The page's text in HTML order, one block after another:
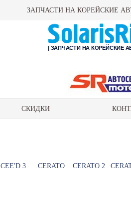
ЗАПЧАСТИ НА КОРЕЙСКИЕ
| ЗАПЧАСТИ НА КОРЕЙСКИЕ
СКИДКИ
CEE'D 3 CERATO CERATO 2